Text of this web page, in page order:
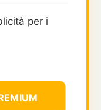
per i